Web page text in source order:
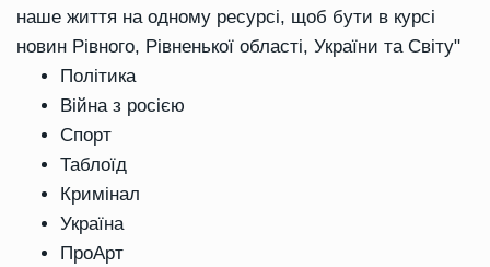
наше життя на одному ресурсі, щоб бути в курсі
новин Рівного, Рівненької області, України та Світу"
Політика
Війна з росією
Спорт
Таблоїд
Кримінал
Україна
ПроАрт